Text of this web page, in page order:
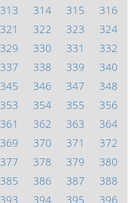
313 314 315
316
321 322 323
324
329 330 331
332
337 338 339
340
345 346 347
348
353 354 355
356
361 362 363
364
369 370 371
372
377 378 379
380
385 386 387
388
393 394 395 396